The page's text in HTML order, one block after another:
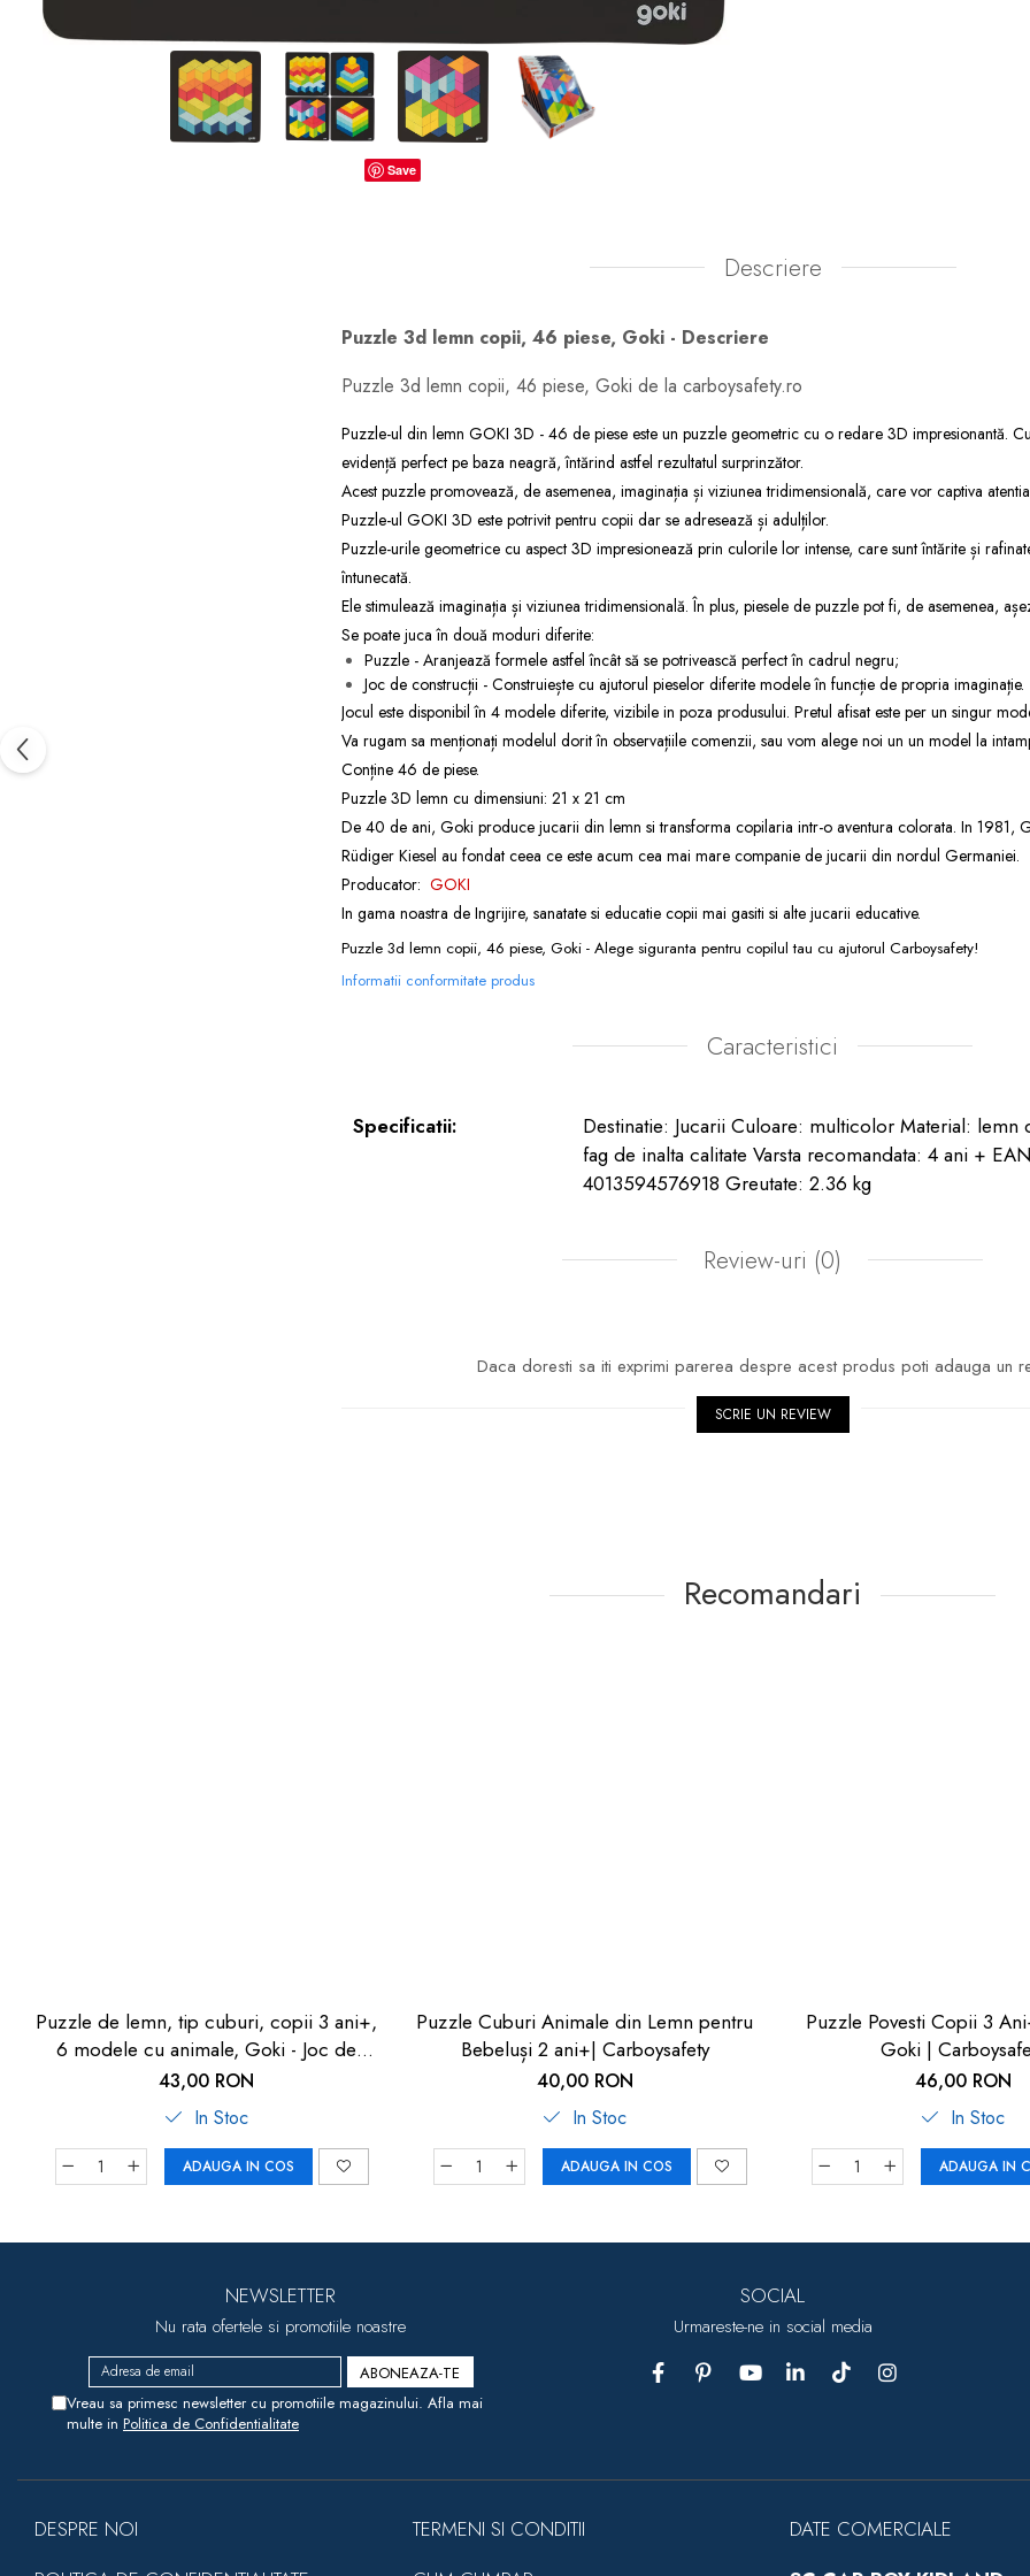
dopuri de urechi
Produse îngrijire copii
Save
Descriere
Puzzle 3d lemn copii, 46 piese, Goki - Descriere
Puzzle 3d lemn copii, 46 piese, Goki de la carboysafety.ro
Puzzle-ul din lemn GOKI 3D - 46 de piese este un puzzle geometric cu o redare 3D impresionantă.
evidență perfect pe baza neagră, întărind astfel rezultatul surprinzător.
Acest puzzle promovează, de asemenea, imaginația și viziunea tridimensională, care vor captiva
Puzzle-ul GOKI 3D este potrivit pentru copii dar se adresează și adulților.
Puzzle-urile geometrice cu aspect 3D impresionează prin culorile lor intense, care sunt întărite și
întunecată.
Ele stimulează imaginația și viziunea tridimensională. În plus, piesele de puzzle pot fi, de asemenea,
Se poate juca în două moduri diferite:
Puzzle - Aranjează formele astfel încât să se potrivească perfect în cadrul negru;
Joc de construcții - Construiește cu ajutorul pieselor diferite modele în funcție de propria imaginație.
Jocul este disponibil în 4 modele diferite, vizibile in poza produsului. Pretul afisat este per un singur
Va rugam sa menționați modelul dorit în observațiile comenzii, sau vom alege noi un un model la
Conține 46 de piese.
Puzzle 3D lemn cu dimensiuni: 21 x 21 cm
De 40 de ani, Goki produce jucarii din lemn si transforma copilaria intr-o aventura colorata. In 1981,
Rüdiger Kiesel au fondat ceea ce este acum cea mai mare companie de jucarii din nordul Germaniei.
Producator: GOKI
In gama noastra de Ingrijire, sanatate si educatie copii mai gasiti si alte jucarii educative.
Puzzle 3d lemn copii, 46 piese, Goki - Alege siguranta pentru copilul tau cu ajutorul Carboysafety!
Informatii conformitate produs
Caracteristici
Specificatii:
Destinatie: Jucarii Culoare: multicolor Material: lemn
fag de inalta calitate Varsta recomandata: 4 ani +
4013594576918 Greutate: 2.36 kg
Review-uri (0)
Daca doresti sa iti exprimi parerea despre acest produs poti adauga un
SCRIE UN REVIEW
Recomandari
Puzzle de lemn, tip cuburi, copii 3 ani+,
6 modele cu animale, Goki - Joc de
indemanare
43,00 RON
In Stoc
ADAUGA IN COS
Puzzle Cuburi Animale din Lemn pentru
Bebeluși 2 ani+| Carboysafety
40,00 RON
In Stoc
ADAUGA IN COS
Puzzle Povesti Copii 3 Ani+ De
Goki |
46,00 RON
In Stoc
ADAUGA IN
NEWSLETTER
Nu rata ofertele si promotiile noastre
Vreau sa primesc newsletter cu promotiile magazinului. Afla mai
multe in Politica de Confidentialitate
SOCIAL
Urmareste-ne in social media
DESPRE NOI
TERMENI SI CONDITII
DATE COMERCIALE